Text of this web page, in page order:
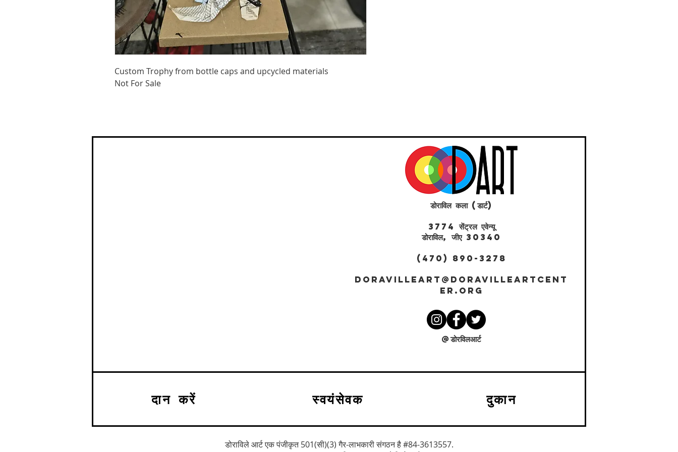
Custom Trophy from bottle caps and upcycled materials
Not For Sale
डोराविल कला (डार्ट)
3774 सेंट्रल एवेन्यू
डोराविल, जीए 30340
(470) 890-3278
DORAVILLEART@DORAVILLEARTCENT
ER.ORG
@डोरविलआर्ट
दान करें स्वयंसेवक दुकान
डोराविले आर्ट एक पंजीकृत 501(सी)(3) गैर-लाभकारी संगठन है #84-3613557.